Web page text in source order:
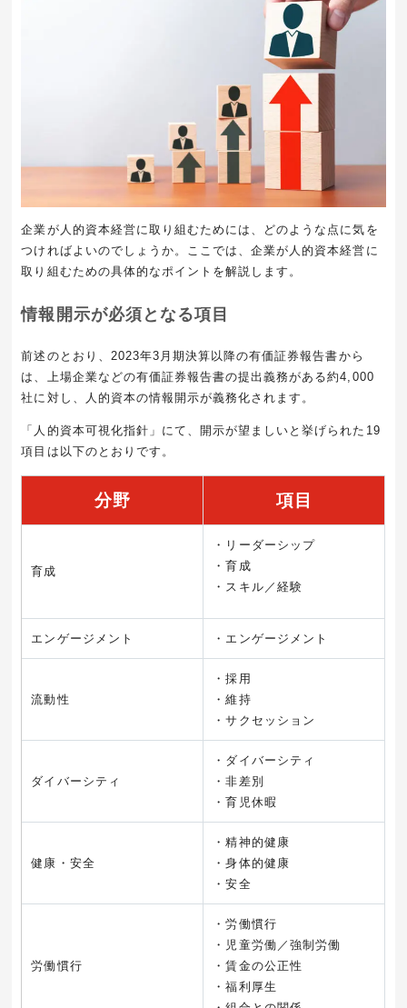
企業が人的資本経営に取り組むためには、どのような点に気を
つければよいのでしょうか。ここでは、企業が人的資本経営に
取り組むための具体的なポイントを解説します。
情報開示が必須となる項目
前述のとおり、2023年3月期決算以降の有価証券報告書から
は、上場企業などの有価証券報告書の提出義務がある約4,000
社に対し、人的資本の情報開示が義務化されます。
「人的資本可視化指針」にて、開示が望ましいと挙げられた19
項目は以下のとおりです。
分野 項目
育成
・リーダーシップ
・育成
・スキル／経験
エンゲージメント ・エンゲージメント
流動性
・採用
・維持
・サクセッション
ダイバーシティ
・ダイバーシティ
・非差別
・育児休暇
健康・安全
・精神的健康
・身体的健康
・安全
労働慣行
・労働慣行
・児童労働／強制労働
・賃金の公正性
・福利厚生